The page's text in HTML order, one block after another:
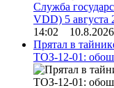
Служба
VDD) 5 августа
14:02 10.8.2026
Прятал в
ТОЗ-12-01: